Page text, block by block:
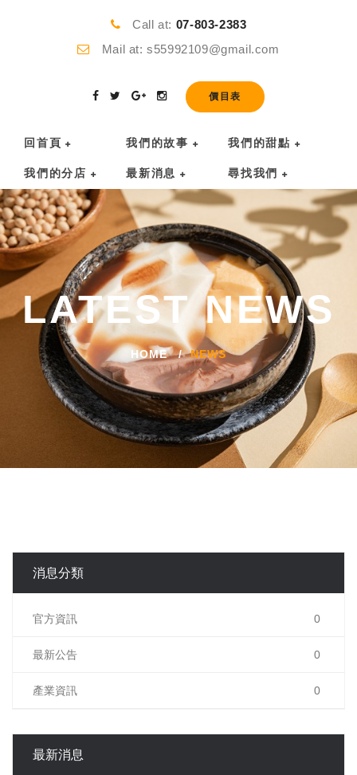
Call at: 07-803-2383
Mail at: s55992109@gmail.com
價目表
回首頁 我們的故事 我們的甜點
我們的分店 最新消息 尋找我們
LATEST NEWS
HOME NEWS
消息分類
官方資訊 0
最新公告 0
產業資訊 0
最新消息